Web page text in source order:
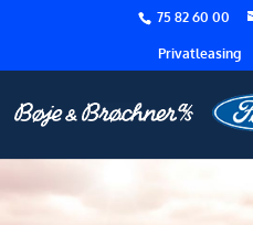
75 82 60 00
Privatleasing